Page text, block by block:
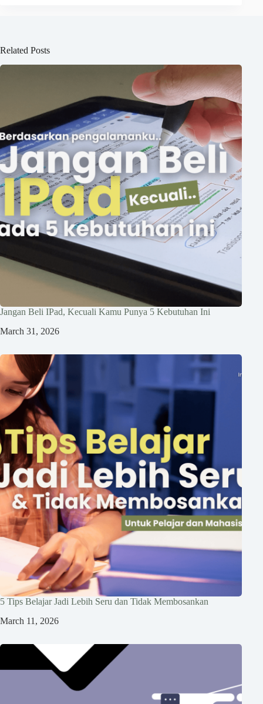
Related Posts
Jangan Beli IPad, Kecuali Kamu Punya 5 Kebutuhan Ini
March 31, 2026
5 Tips Belajar Jadi Lebih Seru dan Tidak Membosankan
March 11, 2026